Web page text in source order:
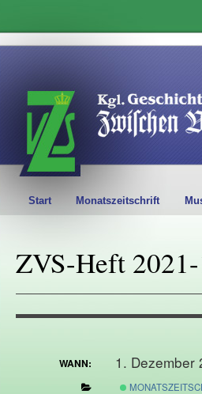
Start Monatszeitschrift
ZVS-Heft
WANN: 1. Dezember